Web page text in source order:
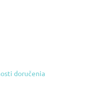
doručenia